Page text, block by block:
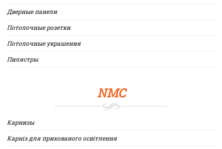
Дверные панели
Потолочные розетки
Потолочные украшения
Пилястры
NMC
Карнизы
Карніз для прихованого освітлення